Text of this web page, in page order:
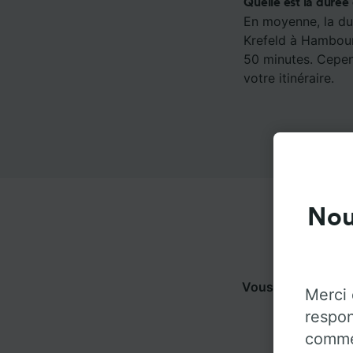
Quelle est la durée
En moyenne, la
Krefeld à
50 minutes.
votre itinéraire.
Vous pouvezMerci